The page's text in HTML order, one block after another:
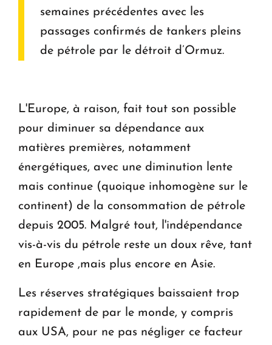
semaines précédentes avec les
passages confirmés de tankers pleins
de pétrole par le détroit d’Ormuz.
L'Europe, à raison, fait tout son possible
pour diminuer sa dépendance aux
matières premières, notamment
énergétiques, avec une diminution lente
mais continue (quoique inhomogène sur le
continent) de la consommation de pétrole
depuis 2005. Malgré tout, l'indépendance
vis-à-vis du pétrole reste un doux rêve, tant
en Europe ,mais plus encore en Asie.
Les réserves stratégiques baissaient trop
rapidement de par le monde, y compris
aux USA, pour ne pas négliger ce facteur